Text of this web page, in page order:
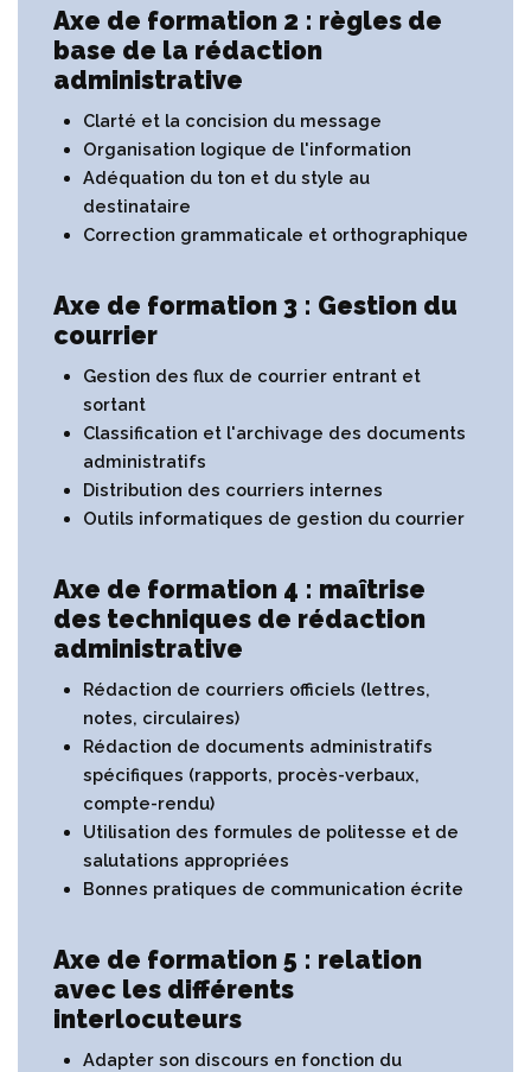
Axe de formation 2 : règles de
base de la rédaction
administrative
Clarté et la concision du message
Organisation logique de l'information
Adéquation du ton et du style au
destinataire
Correction grammaticale et orthographique
Axe de formation 3 : Gestion du
courrier
Gestion des flux de courrier entrant et
sortant
Classification et l'archivage des documents
administratifs
Distribution des courriers internes
Outils informatiques de gestion du courrier
Axe de formation 4 : maîtrise
des techniques de rédaction
administrative
Rédaction de courriers officiels (lettres,
notes, circulaires)
Rédaction de documents administratifs
spécifiques (rapports, procès-verbaux,
compte-rendu)
Utilisation des formules de politesse et de
salutations appropriées
Bonnes pratiques de communication écrite
Axe de formation 5 : relation
avec les différents
interlocuteurs
Adapter son discours en fonction du